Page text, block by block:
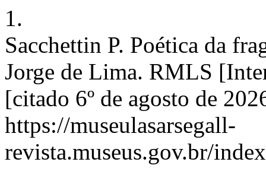
1.
Sacchettin P. Poética da
Jorge de Lima. RMLS
[citado 6º de agosto de
https://museulasarsegall-
revista.museus.gov.br/